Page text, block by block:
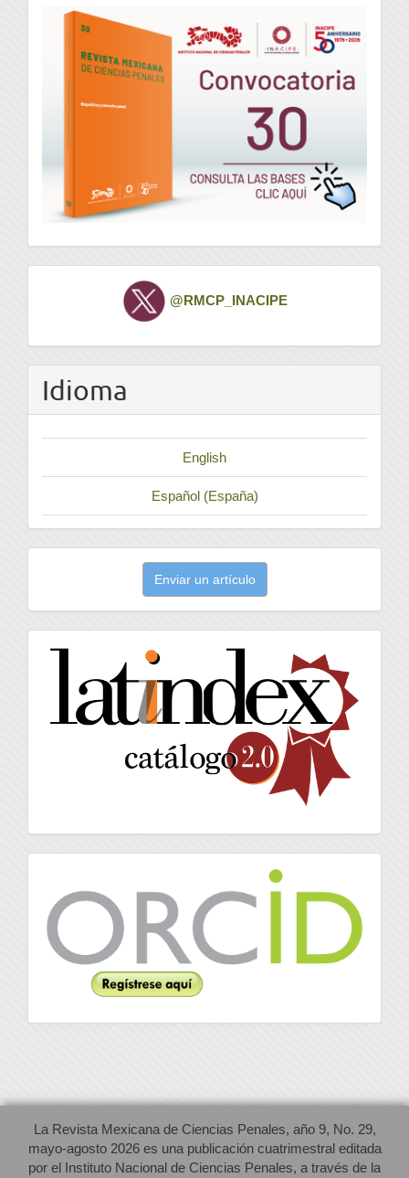
convocatoria
Twitter @RMCP_INACIPE
Idioma
English
Español (España)
artículo
Enviar un artículo
latindex
La Revista Mexicana de Ciencias Penales, año 9, No. 29,
mayo-agosto 2026 es una publicación cuatrimestral editada
por el Instituto Nacional de Ciencias Penales, a través de la